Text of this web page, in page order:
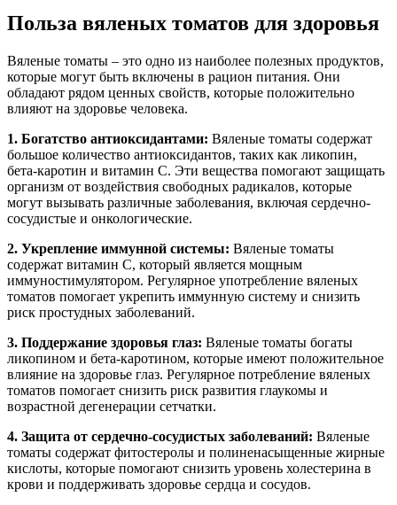
Польза вяленых томатов для здоровья
Вяленые томаты – это одно из наиболее полезных продуктов,
которые могут быть включены в рацион питания. Они
обладают рядом ценных свойств, которые положительно
влияют на здоровье человека.
1. Богатство антиоксидантами: Вяленые томаты содержат
большое количество антиоксидантов, таких как ликопин,
бета-каротин и витамин С. Эти вещества помогают защищать
организм от воздействия свободных радикалов, которые
могут вызывать различные заболевания, включая сердечно-
сосудистые и онкологические.
2. Укрепление иммунной системы: Вяленые томаты
содержат витамин C, который является мощным
иммуностимулятором. Регулярное употребление вяленых
томатов помогает укрепить иммунную систему и снизить
риск простудных заболеваний.
3. Поддержание здоровья глаз: Вяленые томаты богаты
ликопином и бета-каротином, которые имеют положительное
влияние на здоровье глаз. Регулярное потребление вяленых
томатов помогает снизить риск развития глаукомы и
возрастной дегенерации сетчатки.
4. Защита от сердечно-сосудистых заболеваний: Вяленые
томаты содержат фитостеролы и полиненасыщенные жирные
кислоты, которые помогают снизить уровень холестерина в
крови и поддерживать здоровье сердца и сосудов.